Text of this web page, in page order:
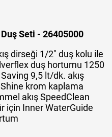
Seti - 26405000
dirseği 1/2" duş kolu ile
duş hortumu 1250
9,5 lt/dk. akış
krom kaplama
akış SpeedClean
için Inner WaterGuide